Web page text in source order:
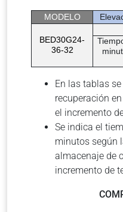
MODELO
BED30G24-
36-32
En las tablas
recuperación
el incremento
Se indica el
minutos según
almacenaje de
incremento de